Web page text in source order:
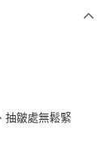
抽皺處無鬆緊